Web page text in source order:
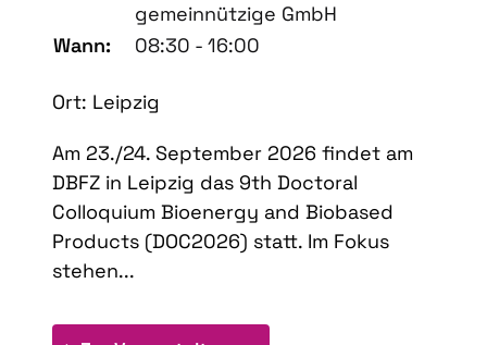
gemeinnützige GmbH
Wann:
08:30 - 16:00
Ort: Leipzig
Am 23./24. September 2026 findet am
DBFZ in Leipzig das 9th Doctoral
Colloquium Bioenergy and Biobased
Products (DOC2026) statt. Im Fokus
stehen...